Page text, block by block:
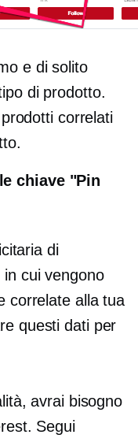
e di solito
di prodotto.
correlati
chiave "Pin
di
cui vengono
correlate alla tua
questi dati per
avrai bisogno
Segui